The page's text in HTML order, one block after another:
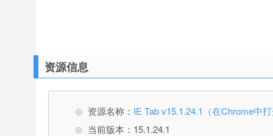
资源信息
资源名称： IE Tab v15.1.24.1（在Chrome中打
当前版本：15.1.24.1